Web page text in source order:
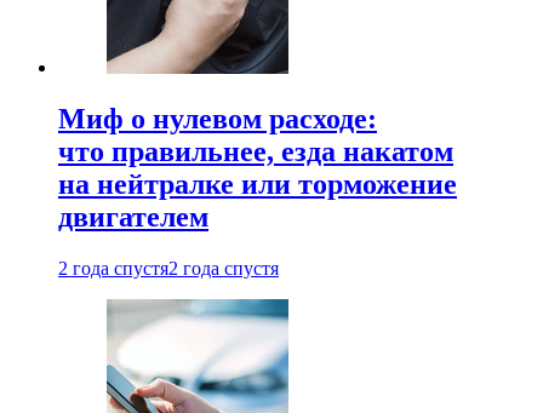
Миф о нулевом расходе:
что правильнее, езда накатом
на нейтралке или торможение
двигателем
2 года спустя2 года спустя